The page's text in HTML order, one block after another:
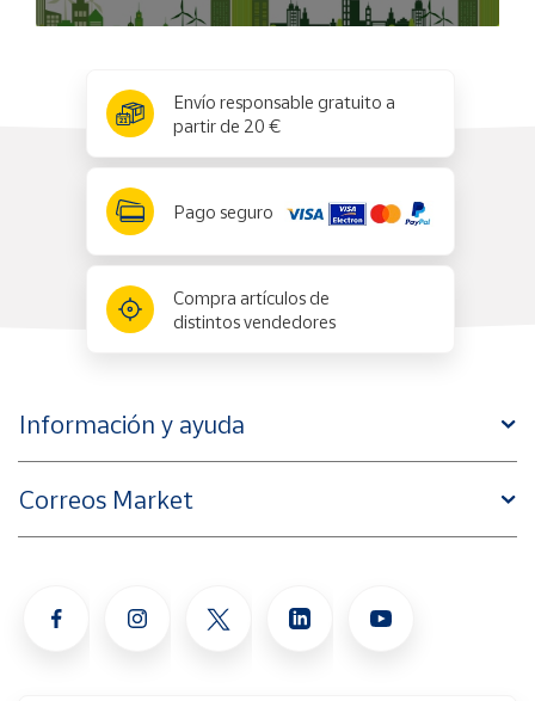
Envío responsable gratuito a
partir de 20 €
Pago seguro
Compra artículos de
distintos vendedores
Información y ayuda
Correos Market